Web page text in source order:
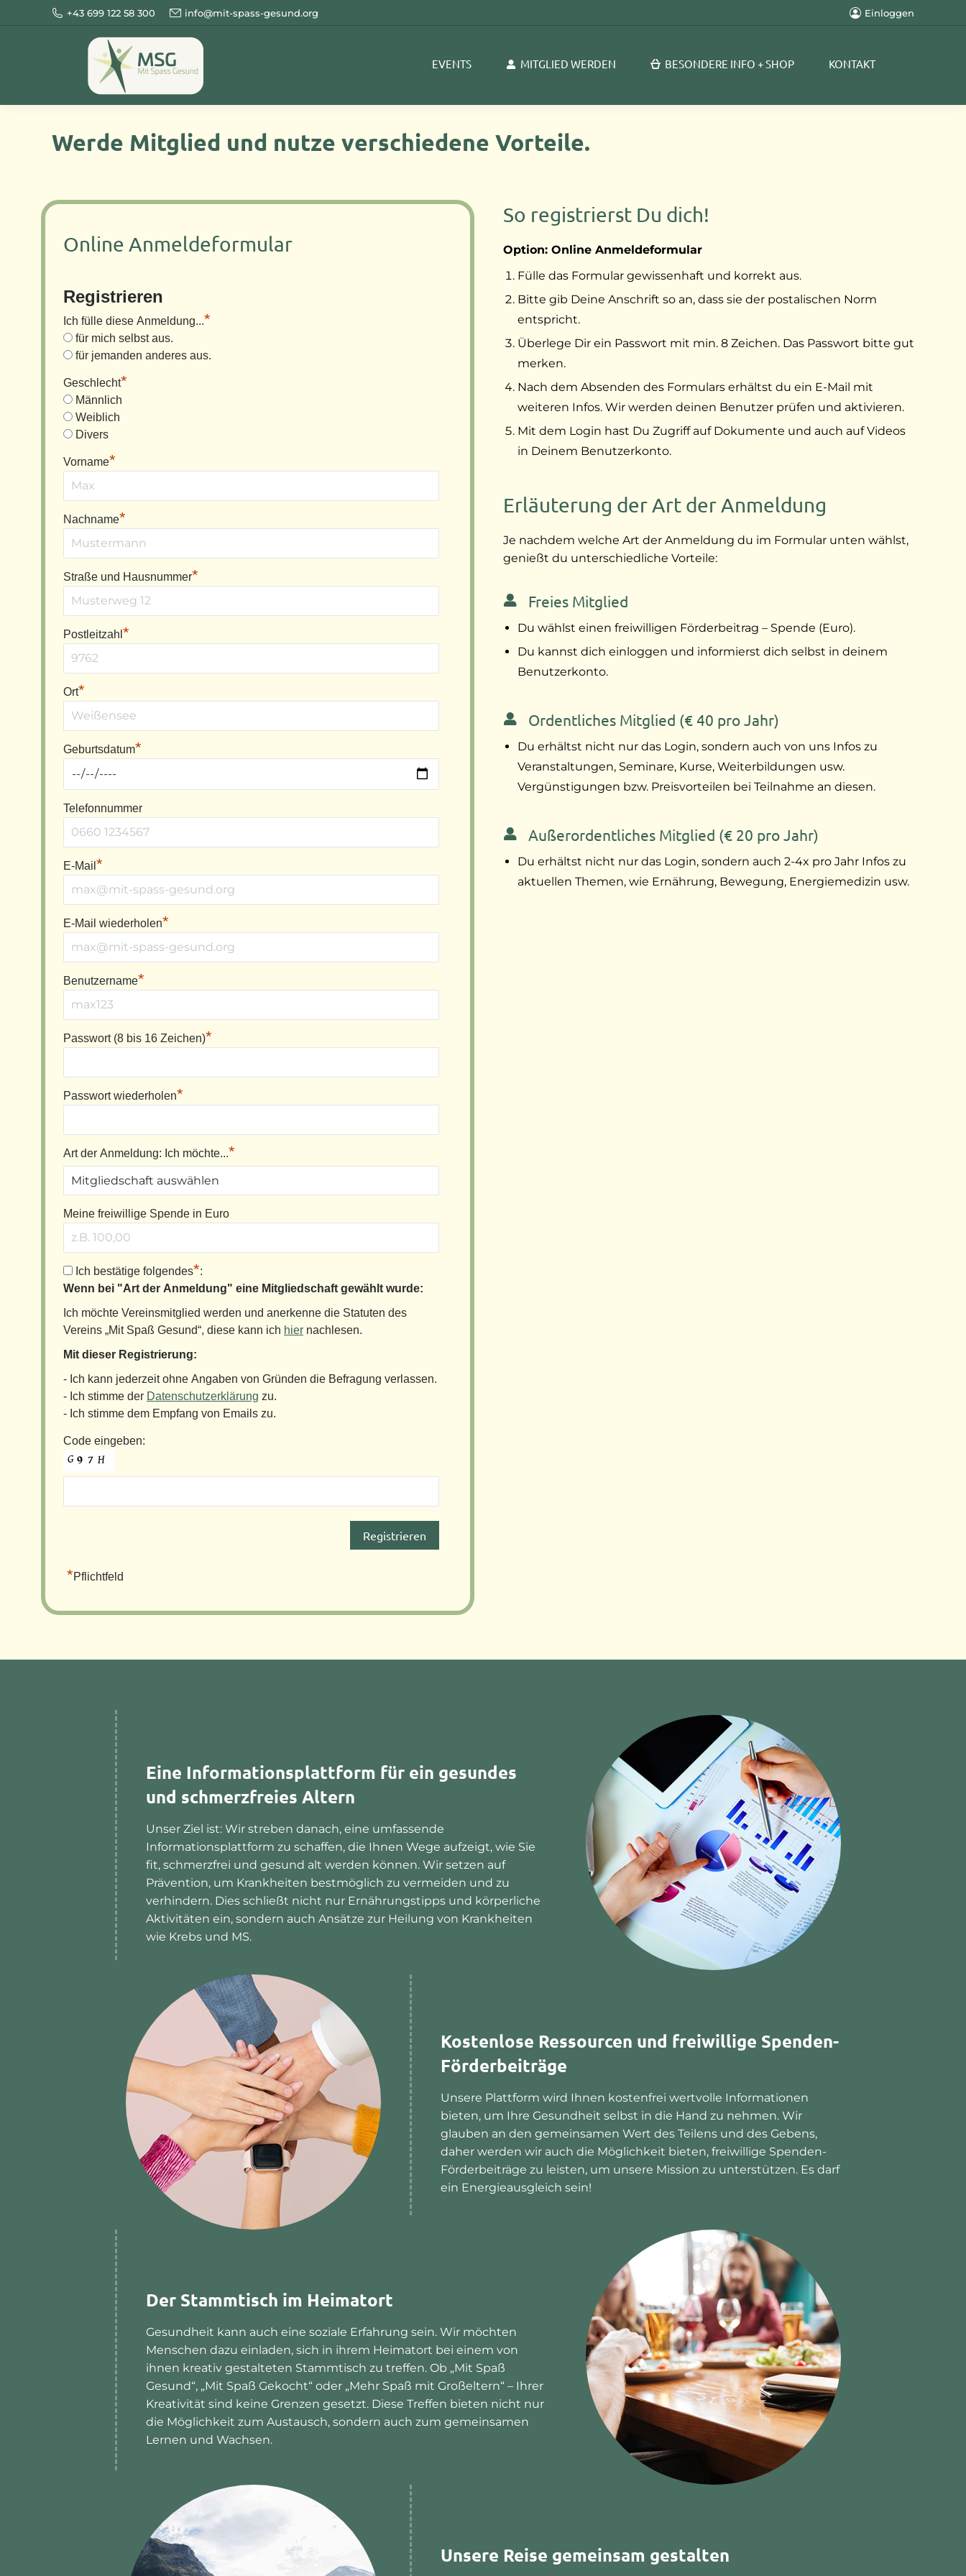
+43 699 122 58 300 info@mit-spass-gesund.org Einloggen
EVENTS MITGLIED WERDEN BESONDERE INFO + SHOP KONTAKT
Werde Mitglied und nutze verschiedene Vorteile.
Online Anmeldeformular
Registrieren
Ich fülle diese Anmeldung...*
für mich selbst aus.
für jemanden anderes aus.
Geschlecht*
Männlich
Weiblich
Divers
Vorname*
Nachname*
Straße und Hausnummer*
Postleitzahl *
Ort*
Geburtsdatum*
Telefonnummer
E-Mail *
E-Mail wiederholen*
Benutzername*
Passwort (8 bis 16 Zeichen)*
Passwort wiederholen*
Art der Anmeldung: Ich möchte...*
Meine freiwillige Spende in Euro
Ich bestätige folgendes*:
Wenn bei "Art der Anmeldung" eine Mitgliedschaft gewählt wurde:
Ich möchte Vereinsmitglied werden und anerkenne die Statuten des
Vereins „Mit Spaß Gesund“, diese kann ich hier nachlesen.
Mit dieser Registrierung:
- Ich kann jederzeit ohne Angaben von Gründen die Befragung verlassen.
- Ich stimme der Datenschutzerklärung zu.
- Ich stimme dem Empfang von Emails zu.
Code eingeben:
*Pflichtfeld
So registrierst Du dich!
Option: Online Anmeldeformular
Fülle das Formular gewissenhaft und korrekt aus.
Bitte gib Deine Anschrift so an, dass sie der postalischen Norm
entspricht.
Überlege Dir ein Passwort mit min. 8 Zeichen. Das Passwort bitte gut
merken.
Nach dem Absenden des Formulars erhältst du ein E-Mail mit
weiteren Infos. Wir werden deinen Benutzer prüfen und aktivieren.
Mit dem Login hast Du Zugriff auf Dokumente und auch auf Videos
in Deinem Benutzerkonto.
Erläuterung der Art der Anmeldung
Je nachdem welche Art der Anmeldung du im Formular unten wählst,
genießt du unterschiedliche Vorteile:
Freies Mitglied
Du wählst einen freiwilligen Förderbeitrag – Spende (Euro).
Du kannst dich einloggen und informierst dich selbst in deinem
Benutzerkonto.
Ordentliches Mitglied (€ 40 pro Jahr)
Du erhältst nicht nur das Login, sondern auch von uns Infos zu
Veranstaltungen, Seminare, Kurse, Weiterbildungen usw.
Vergünstigungen bzw. Preisvorteilen bei Teilnahme an diesen.
Außerordentliches Mitglied (€ 20 pro Jahr)
Du erhältst nicht nur das Login, sondern auch 2-4x pro Jahr Infos zu
aktuellen Themen, wie Ernährung, Bewegung, Energiemedizin usw.
Eine Informationsplattform für ein gesundes
und schmerzfreies Altern
Unser Ziel ist: Wir streben danach, eine umfassende
Informationsplattform zu schaffen, die Ihnen Wege aufzeigt, wie Sie
fit, schmerzfrei und gesund alt werden können. Wir setzen auf
Prävention, um Krankheiten bestmöglich zu vermeiden und zu
verhindern. Dies schließt nicht nur Ernährungstipps und körperliche
Aktivitäten ein, sondern auch Ansätze zur Heilung von Krankheiten
wie Krebs und MS.
Kostenlose Ressourcen und freiwillige Spenden-
Förderbeiträge
Unsere Plattform wird Ihnen kostenfrei wertvolle Informationen
bieten, um Ihre Gesundheit selbst in die Hand zu nehmen. Wir
glauben an den gemeinsamen Wert des Teilens und des Gebens,
daher werden wir auch die Möglichkeit bieten, freiwillige Spenden-
Förderbeiträge zu leisten, um unsere Mission zu unterstützen. Es darf
ein Energieausgleich sein!
Der Stammtisch im Heimatort
Gesundheit kann auch eine soziale Erfahrung sein. Wir möchten
Menschen dazu einladen, sich in ihrem Heimatort bei einem von
ihnen kreativ gestalteten Stammtisch zu treffen. Ob „Mit Spaß
Gesund“, „Mit Spaß Gekocht“ oder „Mehr Spaß mit Großeltern“ – Ihrer
Kreativität sind keine Grenzen gesetzt. Diese Treffen bieten nicht nur
die Möglichkeit zum Austausch, sondern auch zum gemeinsamen
Lernen und Wachsen.
Unsere Reise gemeinsam gestalten